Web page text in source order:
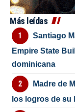
Más leídas
Santiago
Empire State
dominicana
Madre de
los logros de su